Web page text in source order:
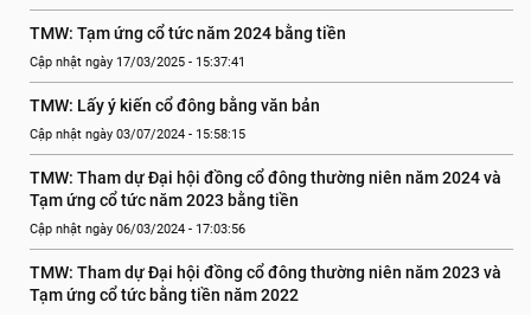
TMW: Tạm ứng cổ tức năm 2024 bằng tiền
Cập nhật ngày 17/03/2025 - 15:37:41
TMW: Lấy ý kiến cổ đông bằng văn bản
Cập nhật ngày 03/07/2024 - 15:58:15
TMW: Tham dự Đại hội đồng cổ đông thường niên năm 2024 và
Tạm ứng cổ tức năm 2023 bằng tiền
Cập nhật ngày 06/03/2024 - 17:03:56
TMW: Tham dự Đại hội đồng cổ đông thường niên năm 2023 và
Tạm ứng cổ tức bằng tiền năm 2022